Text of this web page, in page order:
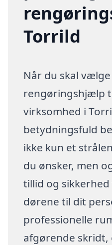
Torrild
Når du skal
rengøringshjælp
virksomhed i
betydningsfuld
ikke kun et
du ønsker, men
tillid og
dørene til dit
professionelle
afgørende skridt,